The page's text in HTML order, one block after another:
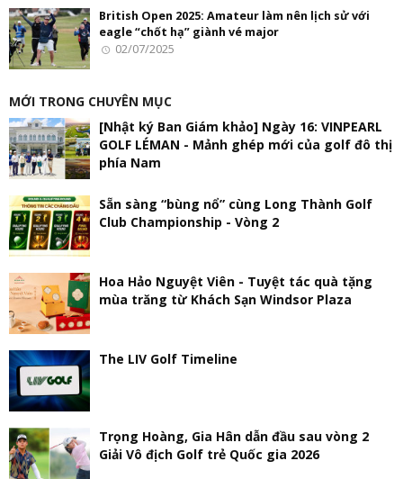
British Open 2025: Amateur làm nên lịch sử với
eagle “chốt hạ” giành vé major
02/07/2025
MỚI TRONG CHUYÊN MỤC
[Nhật ký Ban Giám khảo] Ngày 16: VINPEARL
GOLF LÉMAN - Mảnh ghép mới của golf đô thị
phía Nam
Sẵn sàng “bùng nổ” cùng Long Thành Golf
Club Championship - Vòng 2
Hoa Hảo Nguyệt Viên - Tuyệt tác quà tặng
mùa trăng từ Khách Sạn Windsor Plaza
The LIV Golf Timeline
Trọng Hoàng, Gia Hân dẫn đầu sau vòng 2
Giải Vô địch Golf trẻ Quốc gia 2026